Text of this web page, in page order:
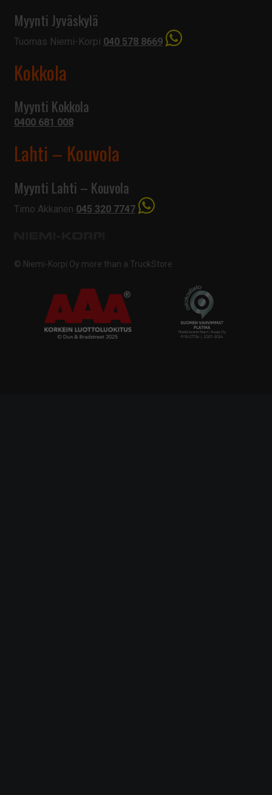
Myynti Jyväskylä
Tuomas Niemi-Korpi 040 578 8669
Kokkola
Myynti Kokkola
0400 681 008
Lahti – Kouvola
Myynti Lahti – Kouvola
Timo Akkanen 045 320 7747
© Niemi-Korpi Oy more than a TruckStore